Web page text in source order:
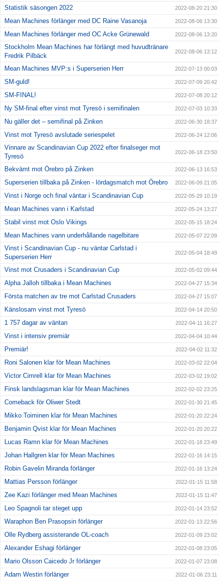
Statistik säsongen 2022 2022-08-20 21:30
Mean Machines förlänger med DC Raine Vasanoja 2022-08-06 13:30
Mean Machines förlänger med OC Acke Grünewald 2022-08-06 13:20
Stockholm Mean Machines har förlängt med huvudtränare
Fredrik Pilbäck
2022-08-06 13:12
Mean Machines MVP:s i Superserien Herr 2022-07-13 00:03
SM-guld! 2022-07-09 20:42
SM-FINAL! 2022-07-08 20:12
Ny SM-final efter vinst mot Tyresö i semifinalen 2022-07-03 10:33
Nu gäller det – semifinal på Zinken 2022-06-30 18:37
Vinst mot Tyresö avslutade seriespelet 2022-06-24 12:06
Vinnare av Scandinavian Cup 2022 efter finalseger mot
Tyresö
2022-06-18 23:50
Bekvämt mot Örebro på Zinken 2022-06-13 16:53
Superserien tillbaka på Zinken - lördagsmatch mot Örebro 2022-06-09 21:05
Vinst i Norge och final väntar i Scandinavian Cup 2022-05-29 10:19
Mean Machines vann i Karlstad 2022-05-24 13:27
Stabil vinst mot Oslo Vikings 2022-05-15 18:24
Mean Machines vann underhållande nagelbitare 2022-05-07 22:09
Vinst i Scandinavian Cup - nu väntar Carlstad i
Superserien Herr
2022-05-04 18:49
Vinst mot Crusaders i Scandinavian Cup 2022-05-02 09:44
Alpha Jalloh tillbaka i Mean Machines 2022-04-27 15:34
Första matchen av tre mot Carlstad Crusaders 2022-04-27 15:07
Känslosam vinst mot Tyresö 2022-04-14 20:50
1 757 dagar av väntan 2022-04-11 16:27
Vinst i intensiv premiär 2022-04-04 10:44
Premiär! 2022-04-02 11:32
Roni Salonen klar för Mean Machines 2022-03-02 22:04
Victor Cimrell klar för Mean Machines 2022-03-02 19:02
Finsk landslagsman klar för Mean Machines 2022-02-02 23:25
Comeback för Oliwer Stedt 2022-01-30 21:45
Mikko Toiminen klar för Mean Machines 2022-01-20 22:24
Benjamin Qvist klar för Mean Machines 2022-01-20 20:22
Lucas Ramn klar för Mean Machines 2022-01-18 23:49
Johan Hallgren klar för Mean Machines 2022-01-16 14:15
Robin Gavelin Miranda förlänger 2022-01-16 13:24
Mattias Persson förlänger 2022-01-15 11:58
Zee Kazi förlänger med Mean Machines 2022-01-15 11:47
Leo Spagnoli tar steget upp 2022-01-14 23:52
Waraphon Ben Prasopsin förlänger 2022-01-13 22:56
Olle Rydberg assisterande OL-coach 2022-01-09 23:02
Alexander Eshagi förlänger 2022-01-08 23:05
Mario Olsson Caicedo Jr förlänger 2022-01-07 23:08
Adam Westin förlänger 2022-01-06 23:11